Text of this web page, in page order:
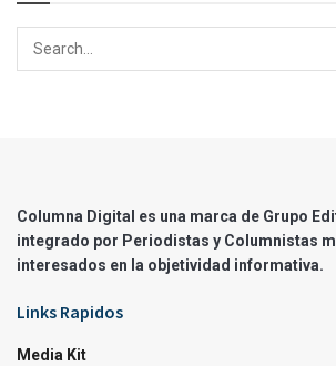
Columna Digital es una marca de Grupo
integrado por Periodistas y Columnistas
interesados en la objetividad informativa.
Links Rapidos
Media Kit